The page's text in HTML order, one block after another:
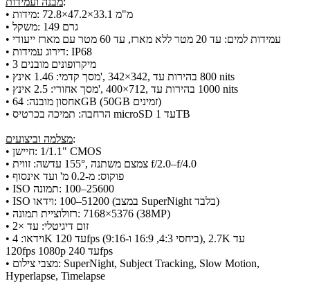
• מידות: ‎72.8×47.2×33.1 מ"מ
• משקל: ‎149 גרם
• עמידות למים: עד 20 מטר ללא מארז, עד 60 מטר עם מארז ייעודי
• דירוג עמידות: IP68
• 3 מיקרופונים מובנים
• מסך קדמי: 1.46 אינץ', ‎342×342, בהירות עד ‎800 nits
• מסך אחורי: 2.5 אינץ', ‎400×712, בהירות עד ‎1000 nits
• אחסון מובנה: 64GB (50GB זמינים)
• הרחבה: תמיכה בכרטיס microSD עד 1TB
מצלמה וביצועים:
• חיישן: ‎1/1.1" CMOS
• עדשה: זווית ‎155°, צמצם משתנה f/2.0–f/4.0
• פוקוס: מ‑0.2 מ' ועד אינסוף
• ISO תמונה: ‎100–25600
• ISO וידאו: ‎100–51200 (במצב SuperNight בלבד)
• רזולוציית תמונה: ‎7168×5376 (38MP)
• זום דיגיטלי: עד ×2
• וידאו: 4K עד 120fps (ביחסי 4:3, 16:9 ו‑9:16), 2.7K עד
120fps 1080p עד 240fps
• מצבי צילום: SuperNight, Subject Tracking, Slow Motion,
Hyperlapse, Timelapse